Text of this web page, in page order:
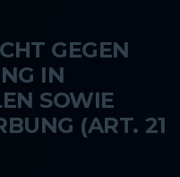
GEGEN
IN
SOWIE
(ART. 21